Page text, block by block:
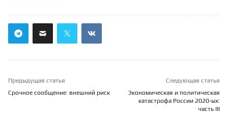
Предыдущая статья
Срочное сообщение: внешний риск
Следующая статья
Экономическая и политическая
катастрофа России 2020-ых:
часть III